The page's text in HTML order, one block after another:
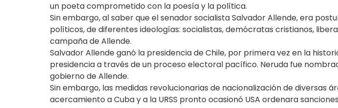
un poeta comprometido con la poesía y la política.
Sin embargo, al saber que el senador socialista Salvador Allende, era
políticos, de diferentes ideologías: socialistas, demócratas cristianos,
campaña de Allende.
Salvador Allende ganó la presidencia de Chile, por primera vez en la
presidencia a través de un proceso electoral pacífico. Neruda fue
gobierno de Allende.
Sin embargo, las medidas revolucionarias de nacionalización de diversas
acercamiento a Cuba y a la URSS pronto ocasionó USA ordenara